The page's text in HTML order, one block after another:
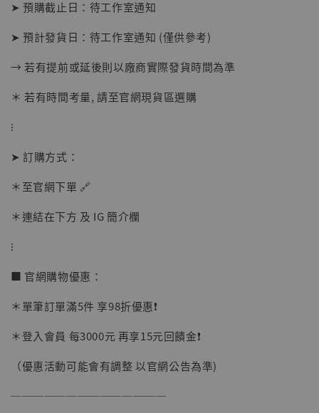
【店內現貨】海賊王 系列蒐藏雕像 布魯克達
NT$ 1,870
加購優惠【讓子彈飛 鵝城縣長 張麻子 [BK01]】
➤ 預購截止日：待工作室通知
➤ 預計發貨日：待工作室通知 (僅供參考)
→ 若有提前或延後則以廠商實際發貨時間為準
＊ 若有時間考量, 請至官網現貨區選購
⁝
➤ 訂購方式：
＊至官網下單 🔗
＊連結在下方 及 IG 簡介欄
⁝
■ 官網購物優惠：
＊單筆訂單滿5件 享98折優惠❗️
＊登入會員 每3000元 再享15元回饋金❗️
（優惠活動可能會有調整 以官網公告為準)
──────────────